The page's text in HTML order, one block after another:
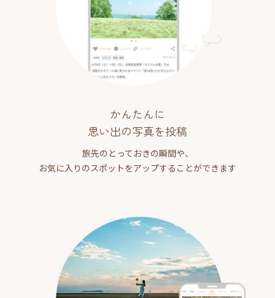
かんたんに
思い出の写真を投稿
旅先のとっておきの瞬間や、
お気に入りのスポットをアップすることができます